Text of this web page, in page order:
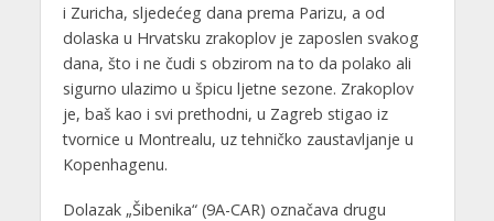
i Zuricha, sljedećeg dana prema Parizu, a od
dolaska u Hrvatsku zrakoplov je zaposlen svakog
dana, što i ne čudi s obzirom na to da polako ali
sigurno ulazimo u špicu ljetne sezone. Zrakoplov
je, baš kao i svi prethodni, u Zagreb stigao iz
tvornice u Montrealu, uz tehničko zaustavljanje u
Kopenhagenu.
Dolazak „Šibenika“ (9A-CAR) označava drugu